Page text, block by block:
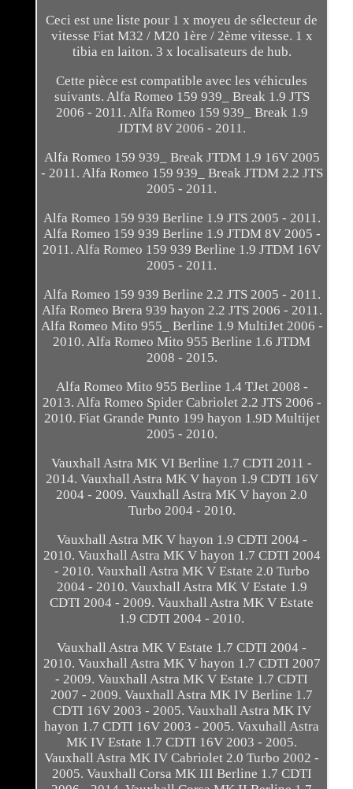
Ceci est une liste pour 1 x moyeu de sélecteur de
vitesse Fiat M32 / M20 1ère / 2ème vitesse. 1 x
tibia en laiton. 3 x localisateurs de hub.
Cette pièce est compatible avec les véhicules
suivants. Alfa Romeo 159 939_ Break 1.9 JTS
2006 - 2011. Alfa Romeo 159 939_ Break 1.9
JDTM 8V 2006 - 2011.
Alfa Romeo 159 939_ Break JTDM 1.9 16V 2005
- 2011. Alfa Romeo 159 939_ Break JTDM 2.2 JTS
2005 - 2011.
Alfa Romeo 159 939 Berline 1.9 JTS 2005 - 2011.
Alfa Romeo 159 939 Berline 1.9 JTDM 8V 2005 -
2011. Alfa Romeo 159 939 Berline 1.9 JTDM 16V
2005 - 2011.
Alfa Romeo 159 939 Berline 2.2 JTS 2005 - 2011.
Alfa Romeo Brera 939 hayon 2.2 JTS 2006 - 2011.
Alfa Romeo Mito 955_ Berline 1.9 MultiJet 2006 -
2010. Alfa Romeo Mito 955 Berline 1.6 JTDM
2008 - 2015.
Alfa Romeo Mito 955 Berline 1.4 TJet 2008 -
2013. Alfa Romeo Spider Cabriolet 2.2 JTS 2006 -
2010. Fiat Grande Punto 199 hayon 1.9D Multijet
2005 - 2010.
Vauxhall Astra MK VI Berline 1.7 CDTI 2011 -
2014. Vauxhall Astra MK V hayon 1.9 CDTI 16V
2004 - 2009. Vauxhall Astra MK V hayon 2.0
Turbo 2004 - 2010.
Vauxhall Astra MK V hayon 1.9 CDTI 2004 -
2010. Vauxhall Astra MK V hayon 1.7 CDTI 2004
- 2010. Vauxhall Astra MK V Estate 2.0 Turbo
2004 - 2010. Vauxhall Astra MK V Estate 1.9
CDTI 2004 - 2009. Vauxhall Astra MK V Estate
1.9 CDTI 2004 - 2010.
Vauxhall Astra MK V Estate 1.7 CDTI 2004 -
2010. Vauxhall Astra MK V hayon 1.7 CDTI 2007
- 2009. Vauxhall Astra MK V Estate 1.7 CDTI
2007 - 2009. Vauxhall Astra MK IV Berline 1.7
CDTI 16V 2003 - 2005. Vauxhall Astra MK IV
hayon 1.7 CDTI 16V 2003 - 2005. Vaxuhall Astra
MK IV Estate 1.7 CDTI 16V 2003 - 2005.
Vauxhall Astra MK IV Cabriolet 2.0 Turbo 2002 -
2005. Vauxhall Corsa MK III Berline 1.7 CDTI